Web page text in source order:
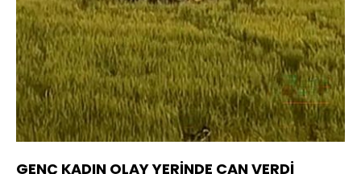
GENÇ KADIN OLAY YERİNDE CAN VERDİ